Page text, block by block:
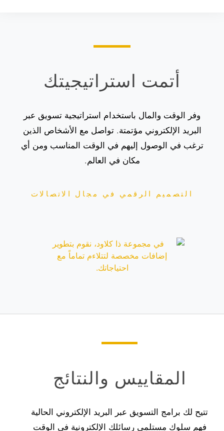
أتمت استراتيجيتك
وفر الوقت والمال باستخدام استراتيجية تسويق عبر
البريد الإلكتروني مؤتمتة. تواصل مع الأشخاص الذين
ترغب في الوصول إليهم في الوقت المناسب ومن أي
مكان في العالم.
التصميم الرقمي في مجال الاتصالات
المقاييس والنتائج
تتيح لك برامج التسويق عبر البريد الإلكتروني الحالية
فهم سلوك مستلمي رسائلك الإلكترونية في الوقت